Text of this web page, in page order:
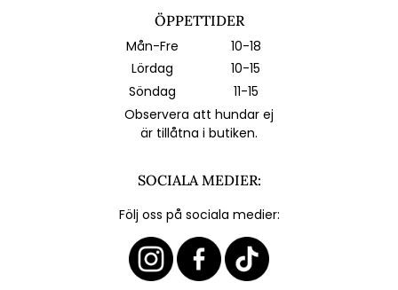
ÖPPETTIDER
Mån-Fre
10-18
Lördag
10-15
Söndag
11-15
Observera att hundar ej
är tillåtna i butiken.
SOCIALA MEDIER:
Följ oss på sociala medier: